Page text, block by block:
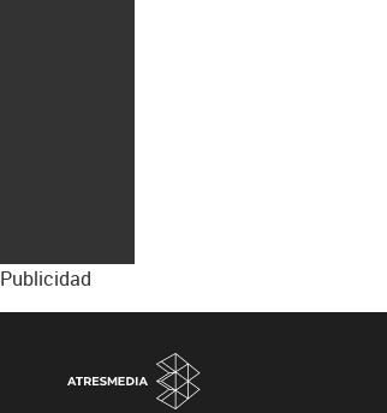
Publicidad